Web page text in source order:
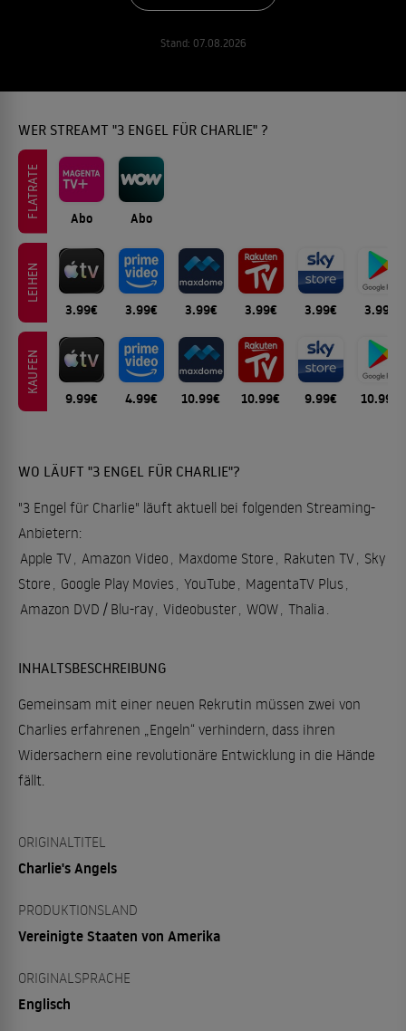
Stand: 07.08.2026
WER STREAMT "3 ENGEL FÜR CHARLIE" ?
FLATRATE Abo Abo
LEIHEN
3.99€ 3.99€ 3.99€ 3.99€ 3.99€ 3.99€
KAUFEN
9.99€ 4.99€ 10.99€ 10.99€ 9.99€ 10.99€
WO LÄUFT "3 ENGEL FÜR CHARLIE"?
"3 Engel für Charlie" läuft aktuell bei folgenden Streaming-
Anbietern:
Apple TV Amazon Video Maxdome Store Rakuten TV Sky
Store
Google Play Movies YouTube MagentaTV Plus
Amazon DVD / Blu-ray Videobuster WOW Thalia
INHALTSBESCHREIBUNG
Gemeinsam mit einer neuen Rekrutin müssen zwei von
Charlies erfahrenen „Engeln“ verhindern, dass ihren
Widersachern eine revolutionäre Entwicklung in die Hände
fällt.
ORIGINALTITEL
Charlie's Angels
PRODUKTIONSLAND
Vereinigte Staaten von Amerika
ORIGINALSPRACHE
Englisch